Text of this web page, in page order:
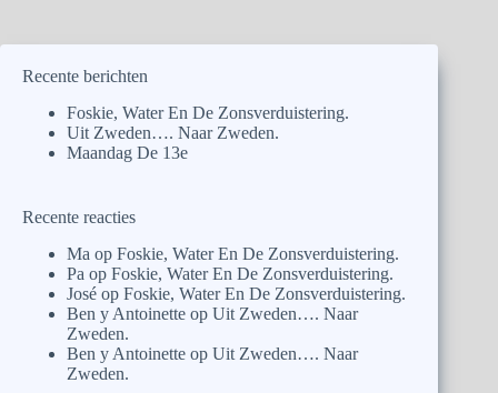
Recente berichten
Foskie, Water En De Zonsverduistering.
Uit Zweden…. Naar Zweden.
Maandag De 13e
Recente reacties
Ma op Foskie, Water En De Zonsverduistering.
Pa op Foskie, Water En De Zonsverduistering.
José op Foskie, Water En De Zonsverduistering.
Ben y Antoinette op Uit Zweden…. Naar
Zweden.
Ben y Antoinette op Uit Zweden…. Naar
Zweden.